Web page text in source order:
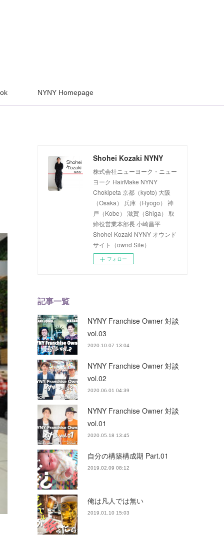
NYNY Homepage
Shohei Kozaki NYNY
株式会社ニューヨーク・ニュー
ヨーク HairMake NYNY
Chokipeta 京都（kyoto) 大阪
（Osaka） 兵庫（Hyogo） 神
戸（Kobe） 滋賀（Shiga） 取
締役営業本部長 小崎昌平
Shohei Kozaki NYNY オウンド
サイト（ownd Site）
フォロー
記事一覧
NYNY Franchise Owner 対談
vol.03
2020.10.07 13:04
NYNY Franchise Owner 対談
vol.02
2020.06.01 04:39
NYNY Franchise Owner 対談
vol.01
2020.05.18 13:45
自分の構築構成期 Part.01
2019.02.09 08:12
俺は凡人では無い
2019.01.10 15:03